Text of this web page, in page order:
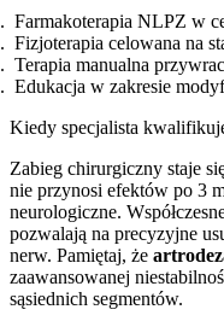
Farmakoterapia NLPZ w
Fizjoterapia celowana na
Terapia manualna
Edukacja w zakresie
Kiedy specjalista
Zabieg chirurgiczny staje
nie przynosi efektów po 3
neurologiczne.
pozwalają na precyzyjne
nerw. Pamiętaj, że
zaawansowanej
sąsiednich segmentów.